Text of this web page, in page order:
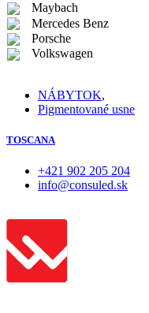
Maybach
Mercedes Benz
Porsche
Volkswagen
NÁBYTOK,
Pigmentované usne
TOSCANA
+421 902 205 204
info@consuled.sk